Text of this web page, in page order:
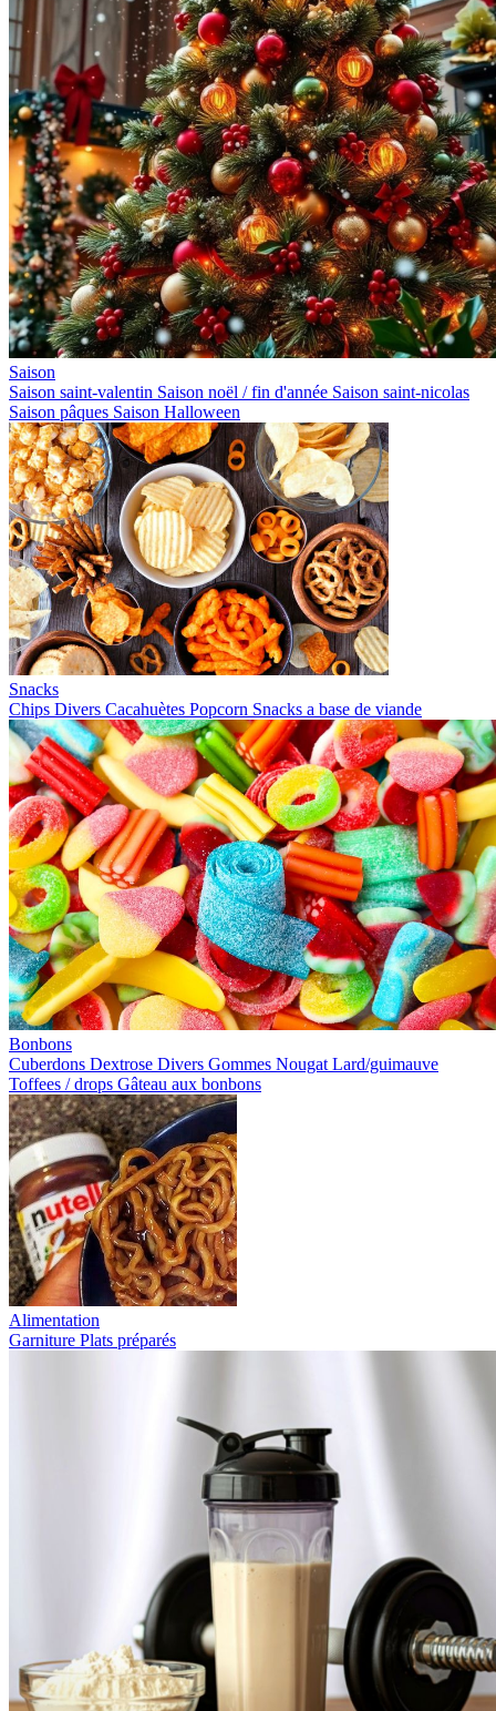
Saison
Saison saint-valentin Saison noël / fin d'année Saison saint-nicolas
Saison pâques Saison Halloween
Snacks
Chips Divers Cacahuètes Popcorn Snacks a base de viande
Bonbons
Cuberdons Dextrose Divers Gommes Nougat Lard/guimauve
Toffees / drops Gâteau aux bonbons
Alimentation
Garniture Plats préparés